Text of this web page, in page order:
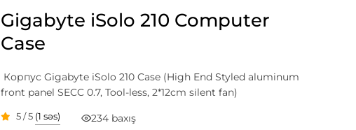
Gigabyte iSolo 210 Computer
Case
Корпус Gigabyte iSolo 210 Case (High End Styled aluminum
front panel SECC 0.7, Tool-less, 2*12cm silent fan)
5 / 5 (1 səs) 234 baxış